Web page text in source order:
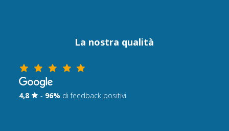
La nostra qualità
4,8 - 96% di feedback positivi